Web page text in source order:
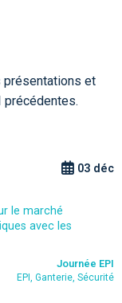
présentations et
précédentes.
03 déc
le marché
avec les
Journée EPI
EPI, Ganterie, Sécurité